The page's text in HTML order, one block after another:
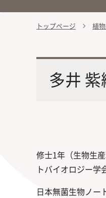
学
学部
沿革
応用
最先端の
を創造
大
修士
留
トップページ 植
多井
修士1年（生物生
トバイオロジー学
日本無菌生物ノ